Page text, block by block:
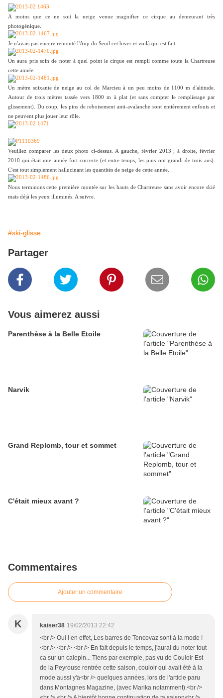
A moins que ce ne soit la neige venue magnifier ce cirque au demeurant très
photogénique.
Je n'avais pas encore remonté l'Aup du Seuil cet hiver et voilà qui est fait.
On aura pris soin de noter à quel point le cirque est rempli comme toute la Chartreuse
cette année.
Un mètre soixante de neige au col de Marcieu à un peu moins de 1100 m d'altitude.
Autour de trois mètres tassée vers 1800 m à plat (et sans compter le remplissage par
glissement). Du coup, les pins de reboisement anti-avalanche sont entièrement enfouis et
ne peuvent plus jouer leur rôle.
Veuillez comparer les deux photo ci-dessus. A gauche, février 2013 ; à droite, février
2010 qui était une année fort correcte (et entre temps, les pins ont grandi de trois ans).
C'est tout simplement hallucinant les quantités de neige de cette année.
Nous terminons cette première montée sur les hauts de Chartreuse sans avoir encore skié
mais déjà les yeux illuminés. A suivre.
#ski-glisse
Partager
Vous aimerez aussi
Parenthèse à la Belle Etoile
Narvik
Grand Replomb, tour et sommet
C'était mieux avant ?
Commentaires
Ajouter un commentaire
K kaiser38 19/02/2013 22:42
<br /> Oui ! en effet, Les barres de Tencovaz sont à la mode !
<br /> <br /> <br /> En fait depuis le temps, j'aurai du noter tout
ca sur un calepin... Tiens par exemple, pas vu de Couloir Est
de la Peyrouse rentrée cette saison, couloir qui avait été à la
mode aussi y'a<br /> quelques années, lors de l'article paru
dans Montagnes Magazine, (avec Marika notamment).<br />